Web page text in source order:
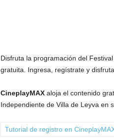
Disfruta la programación del
gratuita. Ingresa, regístrate y
CineplayMAXaloja el contenido
Independiente de Villa de Leyva en
Tutorial de registro en